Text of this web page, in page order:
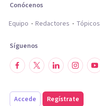
Conócenos
Equipo
Redactores Tópicos
Síguenos
Accede Regístrate